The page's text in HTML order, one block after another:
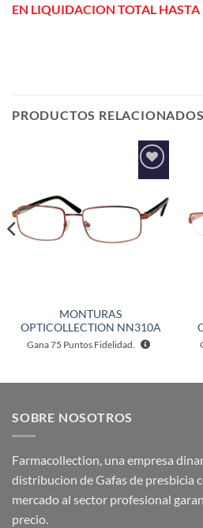
EN LIQUIDACION TOTAL
PRODUCTOS RELACIONADOS
Añadir
lista de
deseos
MONTURAS
OPTICOLLECTION NN310A
Gana75 Puntos Fidelidad.
SOBRE NOSOTROS
Farmacollection, una empresa
distribucion de Gafas de presbicia
mercado al sector profesional
precio.